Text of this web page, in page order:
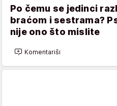
Po čemu se jedinci
braćom i sestrama?
nije ono što mislite
Komentariši